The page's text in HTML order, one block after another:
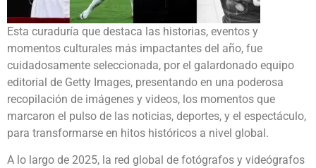
Esta curaduría que destaca las historias, eventos y
momentos culturales más impactantes del año, fue
cuidadosamente seleccionada, por el galardonado equipo
editorial de Getty Images, presentando en una poderosa
recopilación de imágenes y videos, los momentos que
marcaron el pulso de las noticias, deportes, y el espectáculo,
para transformarse en hitos históricos a nivel global. ​ ​
A lo largo de 2025, la red global de fotógrafos y videógrafos